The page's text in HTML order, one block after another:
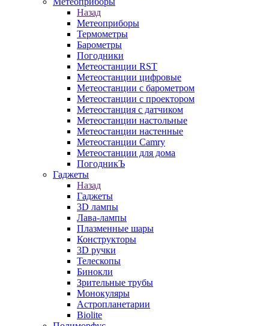
Назад
Метеоприборы
Термометры
Барометры
Погодники
Метеостанции RST
Метеостанции цифровые
Метеостанции с барометром
Метеостанции с проектором
Метеостанция с датчиком
Метеостанции настольные
Метеостанции настенные
Метеостанции Camry
Метеостанции для дома
ПогодникЪ
Гаджеты
Назад
Гаджеты
3D лампы
Лава-лампы
Плазменные шары
Конструкторы
3D ручки
Телескопы
Бинокли
Зрительные трубы
Монокуляры
Астропланетарии
Biolite